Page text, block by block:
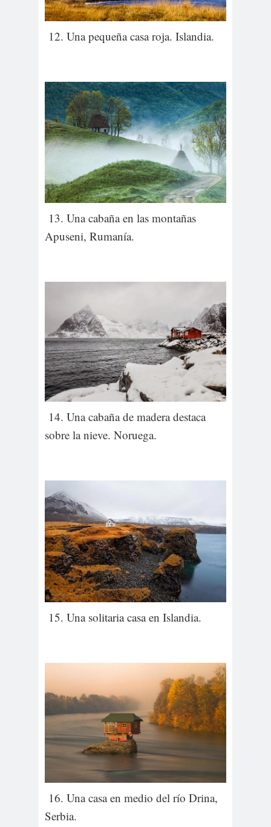
12. Una pequeña casa roja. Islandia.
13. Una cabaña en las montañas
Apuseni, Rumanía.
14. Una cabaña de madera destaca
sobre la nieve. Noruega.
15. Una solitaria casa en Islandia.
16. Una casa en medio del río Drina,
Serbia.